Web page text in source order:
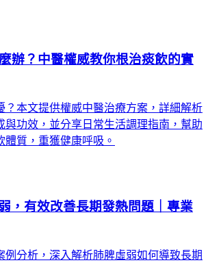
辦？中醫權威教你根治痰飲的實
？本文提供權威中醫治療方案，詳細解析
與功效，並分享日常生活調理指南，幫助
質，重獲健康呼吸。
，有效改善長期發熱問題｜專業
例分析，深入解析肺脾虛弱如何導致長期